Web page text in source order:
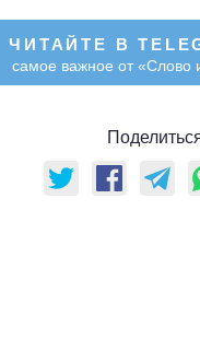
ЧИТАЙТЕ В
самое важное от «Слово